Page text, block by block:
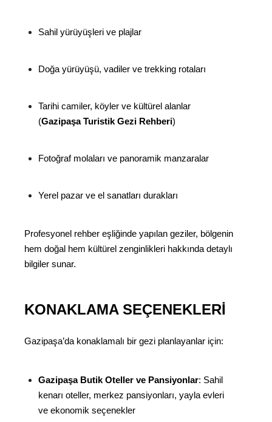
Sahil yürüyüşleri ve plajlar
Doğa yürüyüşü, vadiler ve trekking rotaları
Tarihi camiler, köyler ve kültürel alanlar
(Gazipaşa Turistik Gezi Rehberi)
Fotoğraf molaları ve panoramik manzaralar
Yerel pazar ve el sanatları durakları
Profesyonel rehber eşliğinde yapılan geziler, bölgenin
hem doğal hem kültürel zenginlikleri hakkında detaylı
bilgiler sunar.
KONAKLAMA SEÇENEKLERI
Gazipaşa’da konaklamalı bir gezi planlayanlar için:
Gazipaşa Butik Oteller ve Pansiyonlar: Sahil
kenarı oteller, merkez pansiyonları, yayla evleri
ve ekonomik seçenekler